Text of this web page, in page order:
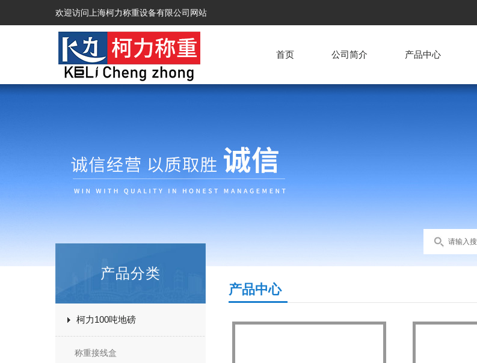
欢迎访问上海柯力称重设备有限公司网站
首页 公司简介 产品中心
产品分类
柯力100吨地磅
称重接线盒
产品中心